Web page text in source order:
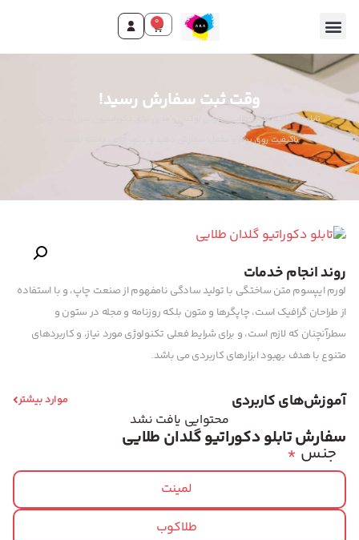
0
وقت ثبت سفارش رسید!
تابلو دکوراتیو گلدان طلایی، طرحی لوکس و مدرن برای دکوراسیون منزل شما. چاپ
باکیفیت روی بوم و مخمل! سفارش دهید و دکور خاص داشته باشید!
روند انجام خدمات
لورم ایپسوم متن ساختگی با تولید سادگی نامفهوم از صنعت چاپ، و با استفاده
از طراحان گرافیک است، چاپگرها و متون بلکه روزنامه و مجله در ستون و
سطرآنچنان که لازم است، و برای شرایط فعلی تکنولوژی مورد نیاز، و کاربردهای
متنوع با هدف بهبود ابزارهای کاربردی می باشد.
آموزش‌های کاربردی موارد بیشتر
محتوایی یافت نشد
سفارش تابلو دکوراتیو گلدان طلایی
*جنس
لمینت
طلاکوب